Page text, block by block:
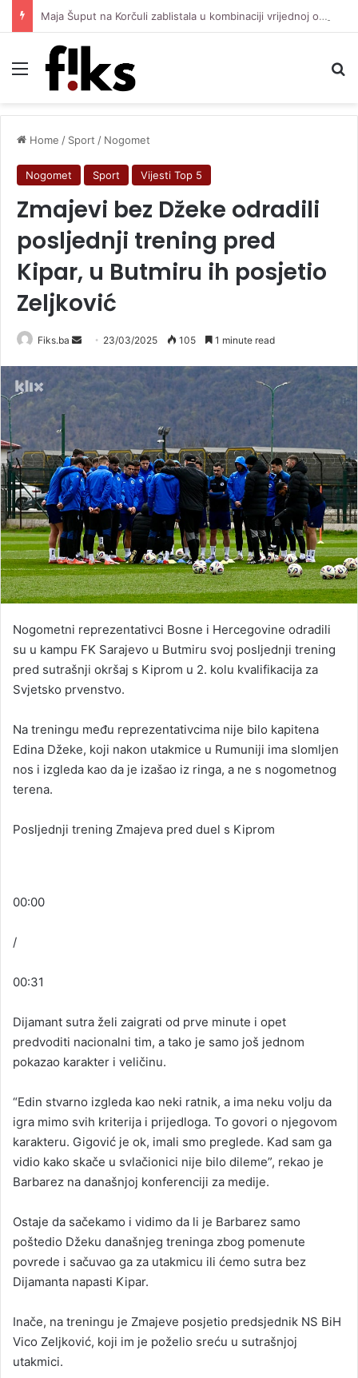
Maja Šuput na Korčuli zablistala u kombinaciji vrijednoj oko 3.500 eura
Menu
Home / Sport / Nogomet
Nogomet Sport Vijesti Top 5
Zmajevi bez Džeke odradili
posljednji trening pred
Kipar, u Butmiru ih posjetio
Zeljković
Fiks.ba
Send
email
23/03/2025 105 1 minute read
Nogometni reprezentativci Bosne i Hercegovine odradili
su u kampu FK Sarajevo u Butmiru svoj posljednji trening
pred sutrašnji okršaj s Kiprom u 2. kolu kvalifikacija za
Svjetsko prvenstvo.
Na treningu među reprezentativcima nije bilo kapitena
Edina Džeke, koji nakon utakmice u Rumuniji ima slomljen
nos i izgleda kao da je izašao iz ringa, a ne s nogometnog
terena.
Posljednji trening Zmajeva pred duel s Kiprom
00:00
/
00:31
Dijamant sutra želi zaigrati od prve minute i opet
predvoditi nacionalni tim, a tako je samo još jednom
pokazao karakter i veličinu.
“Edin stvarno izgleda kao neki ratnik, a ima neku volju da
igra mimo svih kriterija i prijedloga. To govori o njegovom
karakteru. Gigović je ok, imali smo preglede. Kad sam ga
vidio kako skače u svlačionici nije bilo dileme”, rekao je
Barbarez na današnjoj konferenciji za medije.
Ostaje da sačekamo i vidimo da li je Barbarez samo
poštedio Džeku današnjeg treninga zbog pomenute
povrede i sačuvao ga za utakmicu ili ćemo sutra bez
Dijamanta napasti Kipar.
Inače, na treningu je Zmajeve posjetio predsjednik NS BiH
Vico Zeljković, koji im je poželio sreću u sutrašnjoj
utakmici.